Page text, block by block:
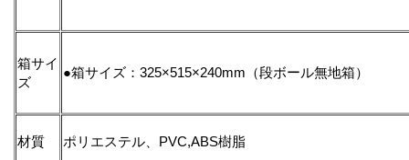
箱サイ
ズ
●箱サイズ：325×515×240mm（段ボール無地箱）
材質 ポリエステル、PVC,ABS樹脂